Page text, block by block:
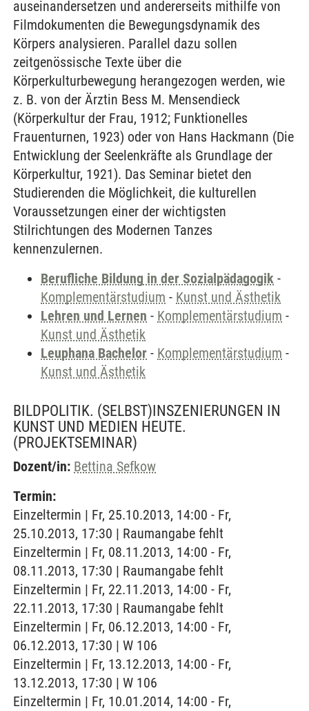
auseinandersetzen und andererseits mithilfe von
Filmdokumenten die Bewegungsdynamik des
Körpers analysieren. Parallel dazu sollen
zeitgenössische Texte über die
Körperkulturbewegung herangezogen werden, wie
z. B. von der Ärztin Bess M. Mensendieck
(Körperkultur der Frau, 1912; Funktionelles
Frauenturnen, 1923) oder von Hans Hackmann (Die
Entwicklung der Seelenkräfte als Grundlage der
Körperkultur, 1921). Das Seminar bietet den
Studierenden die Möglichkeit, die kulturellen
Voraussetzungen einer der wichtigsten
Stilrichtungen des Modernen Tanzes
kennenzulernen.
Berufliche Bildung in der Sozialpädagogik -
Komplementärstudium - Kunst und Ästhetik
Lehren und Lernen - Komplementärstudium -
Kunst und Ästhetik
Leuphana Bachelor - Komplementärstudium -
Kunst und Ästhetik
BILDPOLITIK. (SELBST)INSZENIERUNGEN IN
KUNST UND MEDIEN HEUTE.
(PROJEKTSEMINAR)
Dozent/in: Bettina Sefkow
Termin:
Einzeltermin | Fr, 25.10.2013, 14:00 - Fr,
25.10.2013, 17:30 | Raumangabe fehlt
Einzeltermin | Fr, 08.11.2013, 14:00 - Fr,
08.11.2013, 17:30 | Raumangabe fehlt
Einzeltermin | Fr, 22.11.2013, 14:00 - Fr,
22.11.2013, 17:30 | Raumangabe fehlt
Einzeltermin | Fr, 06.12.2013, 14:00 - Fr,
06.12.2013, 17:30 | W 106
Einzeltermin | Fr, 13.12.2013, 14:00 - Fr,
13.12.2013, 17:30 | W 106
Einzeltermin | Fr, 10.01.2014, 14:00 - Fr,